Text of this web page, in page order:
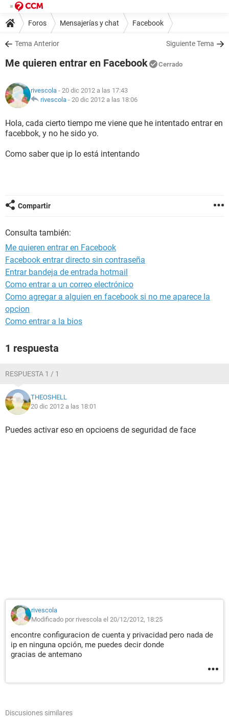
Foros Mensajerías y chat Facebook
Tema Anterior Siguiente Tema
Me quieren entrar en Facebook Cerrado
rivescola - 20 dic 2012 a las 17:43
rivescola - 20 dic 2012 a las 18:06
Hola, cada cierto tiempo me viene que he intentado entrar en
facebbok, y no he sido yo.
Como saber que ip lo está intentando
Compartir
Consulta también:
Me quieren entrar en Facebook
Facebook entrar directo sin contraseña
Entrar bandeja de entrada hotmail
Como entrar a un correo electrónico
Como agregar a alguien en facebook si no me aparece la
opcion
Como entrar a la bios
1 respuesta
RESPUESTA 1 / 1
THEOSHELL
20 dic 2012 a las 18:01
Puedes activar eso en opcioens de seguridad de face
rivescola
Modificado por rivescola el 20/12/2012, 18:25
encontre configuracion de cuenta y privacidad pero nada de
ip en ninguna opción, me puedes decir donde
gracias de antemano
Discusiones similares